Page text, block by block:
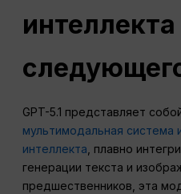
интеллекта
GPT-5.1 представляет
мультимодальная система
интеллекта , плавно
генерации текста и
предшественников, эта